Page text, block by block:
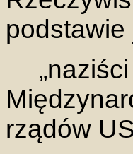
podstawie
rządów